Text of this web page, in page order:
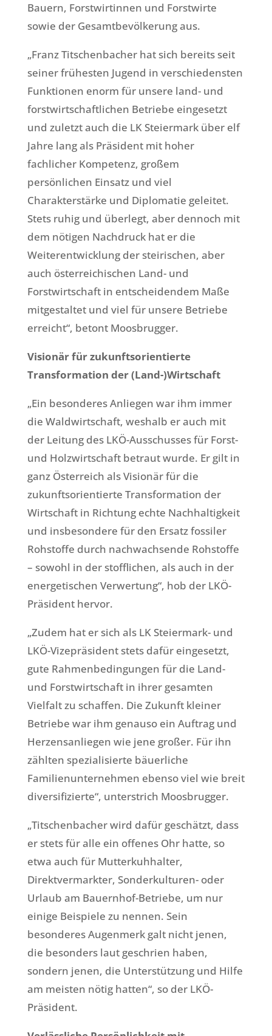
Bauern, Forstwirtinnen und Forstwirte
sowie der Gesamtbevölkerung aus.
„Franz Titschenbacher hat sich bereits seit
seiner frühesten Jugend in verschiedensten
Funktionen enorm für unsere land- und
forstwirtschaftlichen Betriebe eingesetzt
und zuletzt auch die LK Steiermark über elf
Jahre lang als Präsident mit hoher
fachlicher Kompetenz, großem
persönlichen Einsatz und viel
Charakterstärke und Diplomatie geleitet.
Stets ruhig und überlegt, aber dennoch mit
dem nötigen Nachdruck hat er die
Weiterentwicklung der steirischen, aber
auch österreichischen Land- und
Forstwirtschaft in entscheidendem Maße
mitgestaltet und viel für unsere Betriebe
erreicht“, betont Moosbrugger.
Visionär für zukunftsorientierte
Transformation der (Land-)Wirtschaft
„Ein besonderes Anliegen war ihm immer
die Waldwirtschaft, weshalb er auch mit
der Leitung des LKÖ-Ausschusses für Forst-
und Holzwirtschaft betraut wurde. Er gilt in
ganz Österreich als Visionär für die
zukunftsorientierte Transformation der
Wirtschaft in Richtung echte Nachhaltigkeit
und insbesondere für den Ersatz fossiler
Rohstoffe durch nachwachsende Rohstoffe
– sowohl in der stofflichen, als auch in der
energetischen Verwertung“, hob der LKÖ-
Präsident hervor.
„Zudem hat er sich als LK Steiermark- und
LKÖ-Vizepräsident stets dafür eingesetzt,
gute Rahmenbedingungen für die Land-
und Forstwirtschaft in ihrer gesamten
Vielfalt zu schaffen. Die Zukunft kleiner
Betriebe war ihm genauso ein Auftrag und
Herzensanliegen wie jene großer. Für ihn
zählten spezialisierte bäuerliche
Familienunternehmen ebenso viel wie breit
diversifizierte“, unterstrich Moosbrugger.
„Titschenbacher wird dafür geschätzt, dass
er stets für alle ein offenes Ohr hatte, so
etwa auch für Mutterkuhhalter,
Direktvermarkter, Sonderkulturen- oder
Urlaub am Bauernhof-Betriebe, um nur
einige Beispiele zu nennen. Sein
besonderes Augenmerk galt nicht jenen,
die besonders laut geschrien haben,
sondern jenen, die Unterstützung und Hilfe
am meisten nötig hatten“, so der LKÖ-
Präsident.